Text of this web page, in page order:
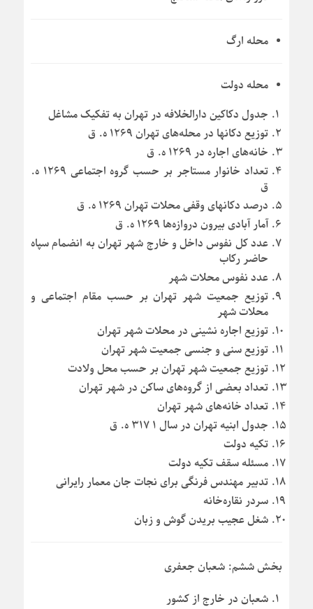
محله ارگ
محله دولت
جدول دکاکین دارالخلافه در تهران به تفکیک مشاغل
توزیع دکانها در محله‌های تهران ۱۲۶۹ ه. ق
خانه‌های اجاره در ۱۲۶۹ ه. ق
تعداد خانوار مستاجر بر حسب گروه اجتماعی ۱۲۶۹ ه.
ق
درصد دکانهای وقفی محلات تهران ۱۲۶۹ ه. ق
آمار آبادی بیرون دروازه‌ها ۱۲۶۹ ه. ق
عدد کل نفوس داخل و خارج شهر تهران به انضمام سپاه
حاضر رکاب
عدد نفوس محلات شهر
توزیع جمعیت شهر تهران بر حسب مقام اجتماعی و
محلات شهر
توزیع اجاره نشینی در محلات شهر تهران
توزیع سنی و جنسی جمعیت شهر تهران
توزیع جمعیت شهر تهران بر حسب محل ولادت
تعداد بعضی از گروه‌های ساکن در شهر تهران
تعداد خانه‌های شهر تهران
جدول ابنیه تهران در سال ۱ ۳۱۷ ه. ق
تکیه دولت
مسئله سقف تکیه دولت
تدبیر مهندس فرنگی برای نجات جان معمار رایرانی
سردر نقاره‌خانه
شغل عجیب بریدن گوش و زبان
بخش ششم: شعبان جعفری
شعبان در خارج از کشور